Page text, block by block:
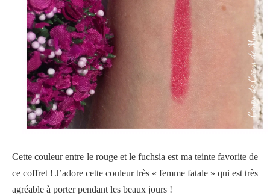
Cette couleur entre le rouge et le fuchsia est ma teinte favorite de
ce coffret ! J’adore cette couleur très « femme fatale » qui est très
agréable à porter pendant les beaux jours !